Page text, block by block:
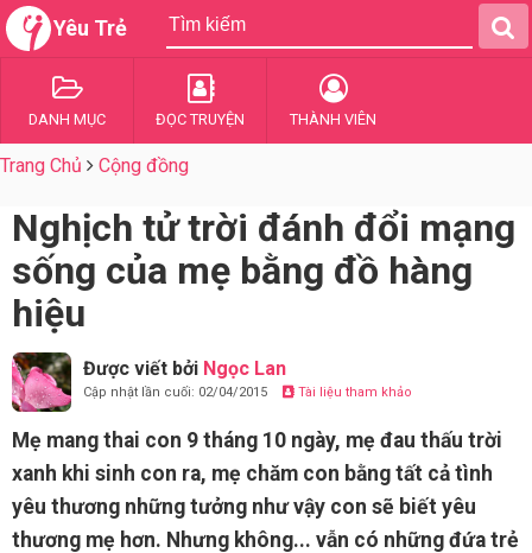
Yêu Trẻ
DANH MỤC ĐỌC TRUYỆN THÀNH VIÊN
Trang Chủ Cộng đồng
Nghịch tử trời đánh đổi mạng
sống của mẹ bằng đồ hàng
hiệu
Được viết bởi Ngọc Lan
Cập nhật lần cuối: 02/04/2015 Tài liệu tham khảo
Mẹ mang thai con 9 tháng 10 ngày, mẹ đau thấu trời
xanh khi sinh con ra, mẹ chăm con bằng tất cả tình
yêu thương những tưởng như vậy con sẽ biết yêu
thương mẹ hơn. Nhưng không... vẫn có những đứa trẻ